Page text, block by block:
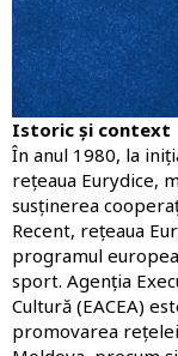
Istoric și context
În anul 1980, la
rețeaua Eurydice,
susținerea
Recent, rețeaua
programul
sport. Agenția
Cultură (EACEA)
promovarea